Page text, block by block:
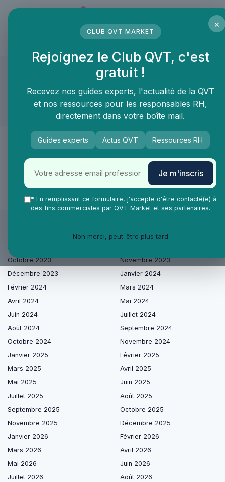
Aménagement des espaces de travail
Aménagement des espaces de travail ≫ Téléphonie
Ligne fixe pro ascenseur
🙌
De nouveaux produits & services arrivent
très vite dans la catégorie Ligne fixe pro
ascenseur !
Août 2023
Octobre 2023
Novembre 2023
Décembre 2023
Janvier 2024
Février 2024
Mars 2024
Avril 2024
Mai 2024
Juin 2024
Juillet 2024
Août 2024
Septembre 2024
Octobre 2024
Novembre 2024
Janvier 2025
Février 2025
Mars 2025
Avril 2025
Mai 2025
Juin 2025
Juillet 2025
Août 2025
Septembre 2025
Octobre 2025
Novembre 2025
Décembre 2025
Janvier 2026
Février 2026
Mars 2026
Avril 2026
Mai 2026
Juin 2026
Juillet 2026
Août 2026
×
CLUB QVT MARKET
Rejoignez le Club QVT, c'est
gratuit !
Recevez nos guides experts, l'actualité de la QVT
et nos ressources pour les responsables RH,
directement dans votre boîte mail.
Guides experts Actus QVT Ressources RH
Je m'inscris
* En remplissant ce formulaire, j'accepte d'être contacté(e) à
des fins commerciales par QVT Market et ses partenaires.
Non merci, peut-être plus tard
Panneau de gestion des cookies